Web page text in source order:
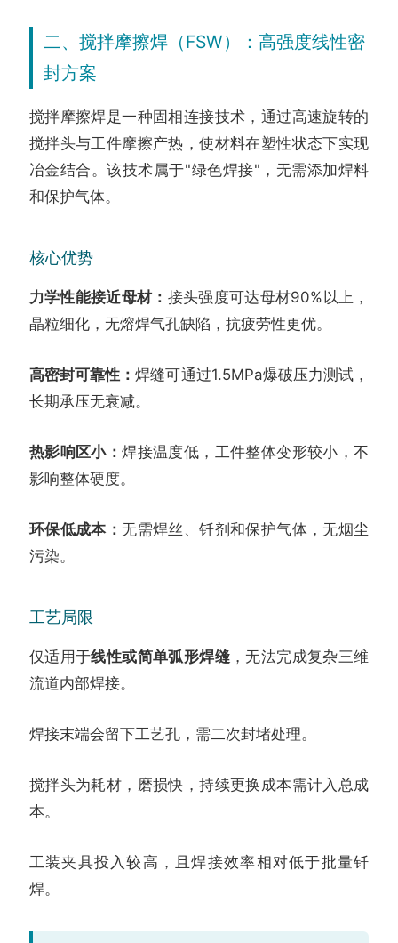
二、搅拌摩擦焊（FSW）：高强度线性密
封方案
搅拌摩擦焊是一种固相连接技术，通过高速旋转的
搅拌头与工件摩擦产热，使材料在塑性状态下实现
冶金结合。该技术属于"绿色焊接"，无需添加焊料
和保护气体。
核心优势
力学性能接近母材： 接头强度可达母材90%以上，
晶粒细化，无熔焊气孔缺陷，抗疲劳性更优。
高密封可靠性：焊缝可通过1.5MPa爆破压力测试，
长期承压无衰减。
热影响区小：焊接温度低，工件整体变形较小，不
影响整体硬度。
环保低成本：无需焊丝、钎剂和保护气体，无烟尘
污染。
工艺局限
仅适用于线性或简单弧形焊缝 ，无法完成复杂三维
流道内部焊接。
焊接末端会留下工艺孔，需二次封堵处理。
搅拌头为耗材，磨损快，持续更换成本需计入总成
本。
工装夹具投入较高，且焊接效率相对低于批量钎
焊。